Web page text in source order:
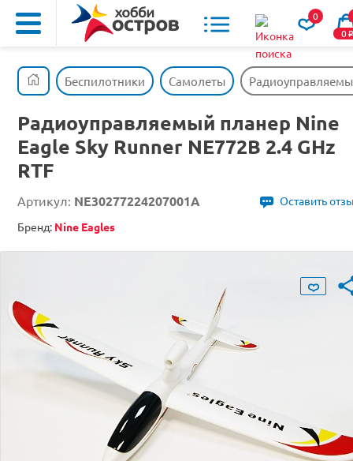
0
0o
Беспилотники Самолеты
Радиоуправляемый планер Nine
Eagle Sky Runner NE772B 2.4 GHz
RTF
Артикул: NE30277224207001A
Оставить
Бренд: Nine Eagles